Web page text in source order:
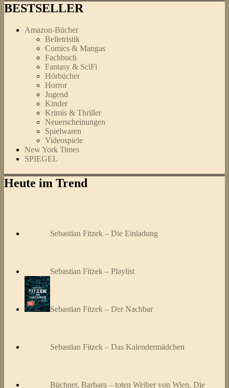
BESTSELLER
Amazon-Bücher
Belletristik
Comics & Mangas
Fachbuch
Fantasy & SciFi
Hörbücher
Horror
Jugend
Kinder
Krimis & Thriller
Neuerscheinungen
Spielwaren
Videospiele
New York Times
SPIEGEL
Heute im Trend
Sebastian Fitzek – Die Einladung
Sebastian Fitzek – Playlist
Sebastian Fitzek – Der Nachbar
Sebastian Fitzek – Das Kalendermädchen
Büchner, Barbara – toten Weiber von Wien, Die